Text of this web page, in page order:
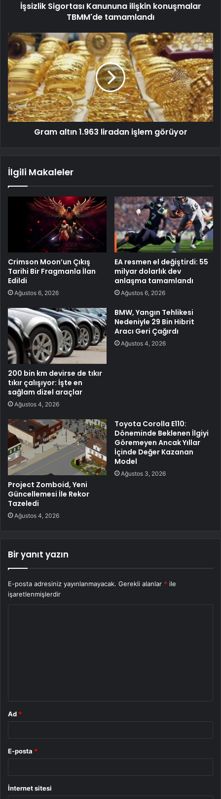
İşsizlik Sigortası Kanununa ilişkin konuşmalar
TBMM'de tamamlandı
Gram altın 1.963 liradan işlem görüyor
İlgili Makaleler
Crimson Moon’un Çıkış
Tarihi Bir Fragmanla İlan
Edildi
Ağustos 6, 2026
EA resmen el değiştirdi: 55
milyar dolarlık dev
anlaşma tamamlandı
Ağustos 6, 2026
200 bin km devirse de tıkır
tıkır çalışıyor: İşte en
sağlam dizel araçlar
Ağustos 4, 2026
BMW, Yangın Tehlikesi
Nedeniyle 29 Bin Hibrit
Aracı Geri Çağırdı
Ağustos 4, 2026
Project Zomboid, Yeni
Güncellemesi İle Rekor
Tazeledi
Ağustos 4, 2026
Toyota Corolla E110:
Döneminde Beklenen İlgiyi
Göremeyen Ancak Yıllar
İçinde Değer Kazanan
Model
Ağustos 3, 2026
Bir yanıt yazın
E-posta adresiniz yayınlanmayacak. Gerekli alanlar * ile
işaretlenmişlerdir
Ad *
E-posta *
İnternet sitesi